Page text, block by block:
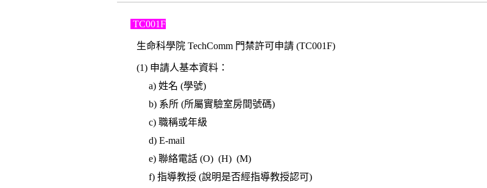
TC001F
生命科學院 TechComm 門禁許可申請 (TC001F)
(1) 申請人基本資料：
a) 姓名 (學號)
b) 系所 (所屬實驗室房間號碼)
c) 職稱或年級
d) E-mail
e) 聯絡電話 (O) (H) (M)
f) 指導教授 (說明是否經指導教授認可)